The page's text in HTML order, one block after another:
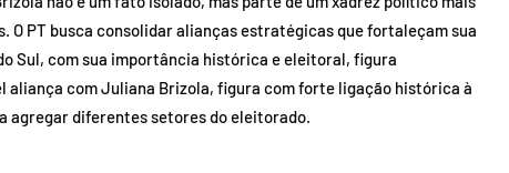
O PT busca consolidar alianças estratégicas que fortaleçam sua
Sul, com sua importância histórica e eleitoral, figura
aliança com Juliana Brizola, figura com forte ligação histórica à
agregar diferentes setores do eleitorado.